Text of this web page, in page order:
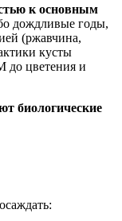
к основным
дождливые годы,
(ржавчина,
кусты
до цветения и
биологические